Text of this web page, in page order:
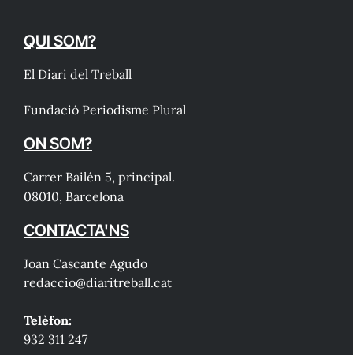
QUI SOM?
El Diari del Treball
Fundació Periodisme Plural
ON SOM?
Carrer Bailén 5, principal.
08010, Barcelona
CONTACTA'NS
Joan Cascante Agudo
redaccio@diaritreball.cat
Telèfon:
932 311 247